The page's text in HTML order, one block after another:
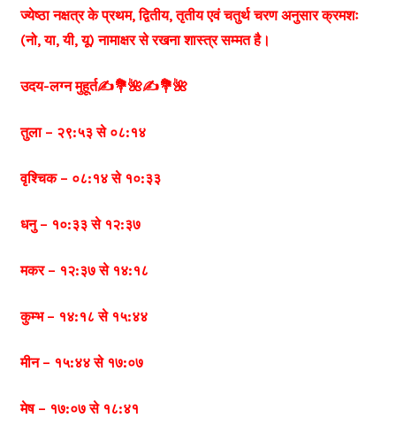
ज्येष्ठा नक्षत्र के प्रथम, द्वितीय, तृतीय एवं चतुर्थ चरण अनुसार क्रमशः
(नो, या, यी, यू) नामाक्षर से रखना शास्त्र सम्मत है।
उदय-लग्न मुहूर्त✍️💐🌺✍️💐🌺
तुला – २९:५३ से ०८:१४
वृश्चिक – ०८:१४ से १०:३३
धनु – १०:३३ से १२:३७
मकर – १२:३७ से १४:१८
कुम्भ – १४:१८ से १५:४४
मीन – १५:४४ से १७:०७
मेष – १७:०७ से १८:४१